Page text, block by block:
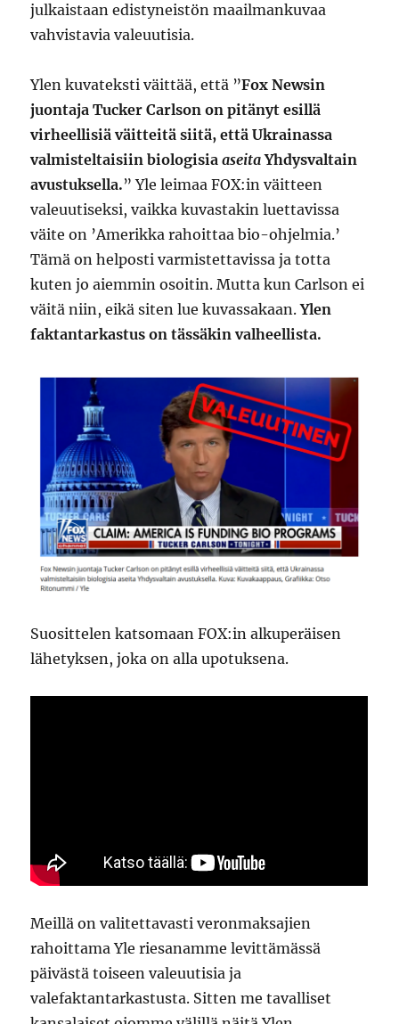
julkaistaan edistyneistön maailmankuvaa
vahvistavia valeuutisia.
Ylen kuvateksti väittää, että ”Fox Newsin
juontaja Tucker Carlson on pitänyt esillä
virheellisiä väitteitä siitä, että Ukrainassa
valmisteltaisiin biologisiaaseitaYhdysvaltain
avustuksella.” Yle leimaa FOX:in väitteen
valeuutiseksi, vaikka kuvastakin luettavissa
väite on ’Amerikka rahoittaa bio-ohjelmia.’
Tämä on helposti varmistettavissa ja totta
kuten jo aiemmin osoitin. Mutta kun Carlson ei
väitä niin, eikä siten lue kuvassakaan.Ylen
faktantarkastus on tässäkin valheellista.
Suosittelen katsomaan FOX:in alkuperäisen
lähetyksen, joka on alla upotuksena.
Meillä on valitettavasti veronmaksajien
rahoittama Yle riesanamme levittämässä
päivästä toiseen valeuutisia ja
valefaktantarkastusta. Sitten me tavalliset